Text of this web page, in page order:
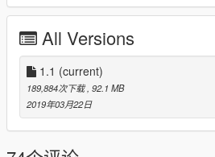
Installation(Replace "huntley"):
Using OpenIV, replace huntley.yft,
located in:
cles.rpf)
Installation(Add-on):
All Versions
1.1 (current)
189,884次下载 , 92.1 MB
2019年03月22日